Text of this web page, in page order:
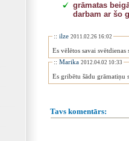
grāmatas
darbam ar šo
:: ilze 2011.02.26 16:02
Es vēlētos savai
:: Marika 2012.04.02 10:33
Es gribētu šādu grāmatiņu
Tavs komentārs: